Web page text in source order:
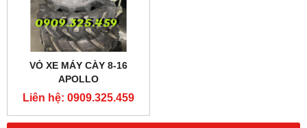
VỎ XE MÁY CÀY 8-16
APOLLO
Liên hệ: 0909.325.459